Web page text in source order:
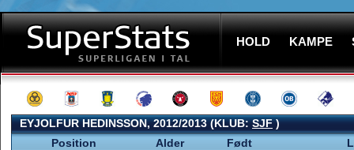
HOLD KAMPE
EYJOLFUR HEDINSSON, 2012/2013 (KLUB:SJF)
Position
Alder Født